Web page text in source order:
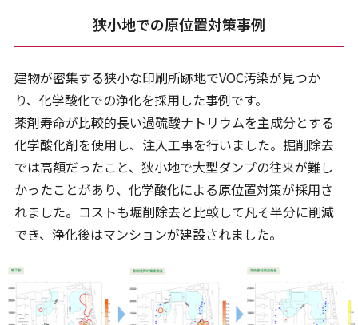
狭小地での原位置対策事例
建物が密集する狭小な印刷所跡地でVOC汚染が見つか
り、化学酸化での浄化を採用した事例です。
薬剤寿命が比較的長い過硫酸ナトリウムを主成分とする
化学酸化剤を使用し、注入工事を行いました。掘削除去
では高額だったこと、狭小地で大型ダンプの往来が難し
かったことがあり、化学酸化による原位置対策が採用さ
れました。コストも堀削除去と比較して凡そ半分に削減
でき、浄化後はマンションが建設されました。